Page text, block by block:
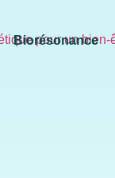
Biorésonance